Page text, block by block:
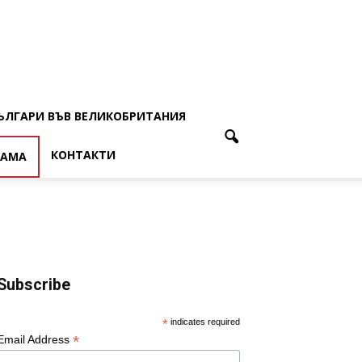
ВЪВ ВЕЛИКОБРИТАНИЯ
КОНТАКТИ
* indicates required
Address *